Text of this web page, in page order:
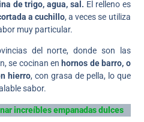
de trigo, agua, sal. El relleno es
a cuchillo, a veces se utiliza
muy particular.
del norte, donde son las
se cocinan en hornos de barro, o
hierro, con grasa de pella, lo que
sabor.
increíbles empanadas dulces